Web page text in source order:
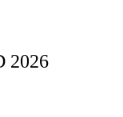
2026